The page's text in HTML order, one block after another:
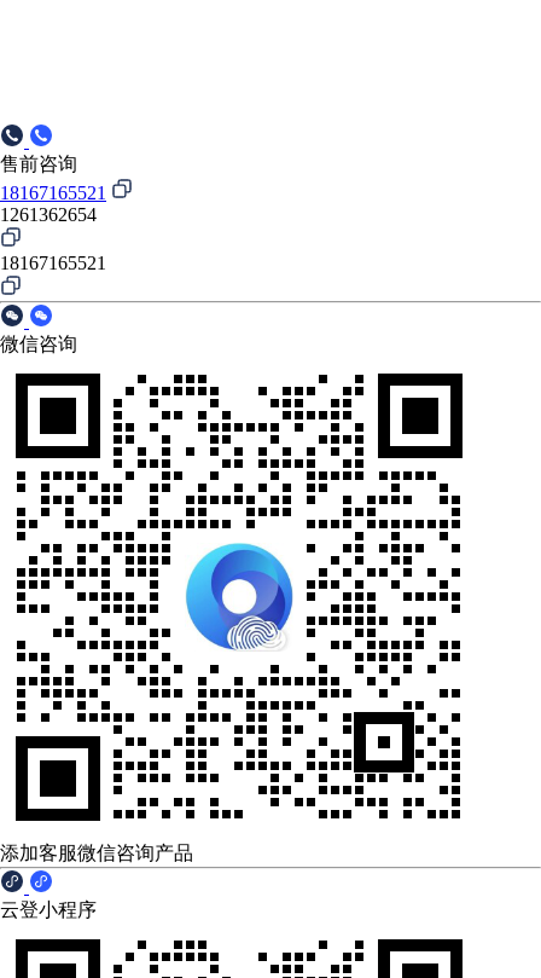
售前咨询
18167165521
1261362654
18167165521
微信咨询
添加客服微信咨询产品
云登小程序